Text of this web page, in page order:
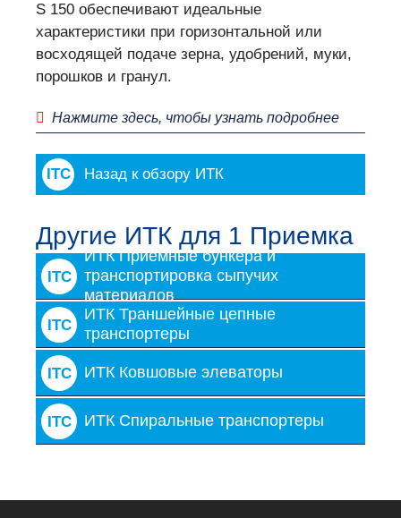
S 150 обеспечивают идеальные
характеристики при горизонтальной или
восходящей подаче зерна, удобрений, муки,
порошков и гранул.
Нажмите здесь, чтобы узнать подробнее
Назад к обзору ИТК
Другие ИТК для 1 Приемка
ITC
ИТК Приемные бункера и
транспортировка сыпучих
материалов
ITC
ИТК Траншейные цепные
транспортеры
ITC ИТК Ковшовые элеваторы
ITC ИТК Спиральные транспортеры